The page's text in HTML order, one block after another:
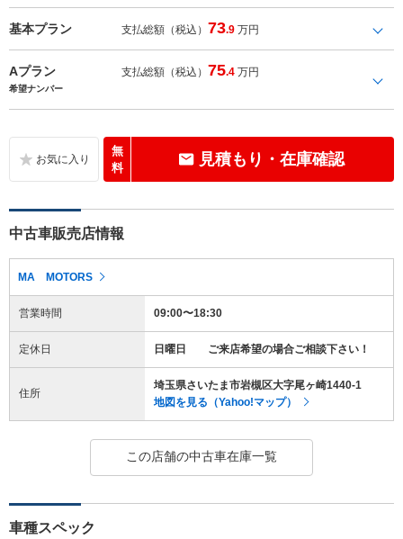
基本プラン 支払総額（税込） 73.9 万円
Aプラン 支払総額（税込） 75.4 万円
希望ナンバー
無
料
見積もり・在庫確認
中古車販売店情報
MA MOTORS
営業時間 09:00〜18:30
定休日 日曜日 ご来店希望の場合ご相談下さい！
住所
埼玉県さいたま市岩槻区大字尾ヶ崎1440-1
地図を見る（Yahoo!マップ）
この店舗の中古車在庫一覧
車種スペック